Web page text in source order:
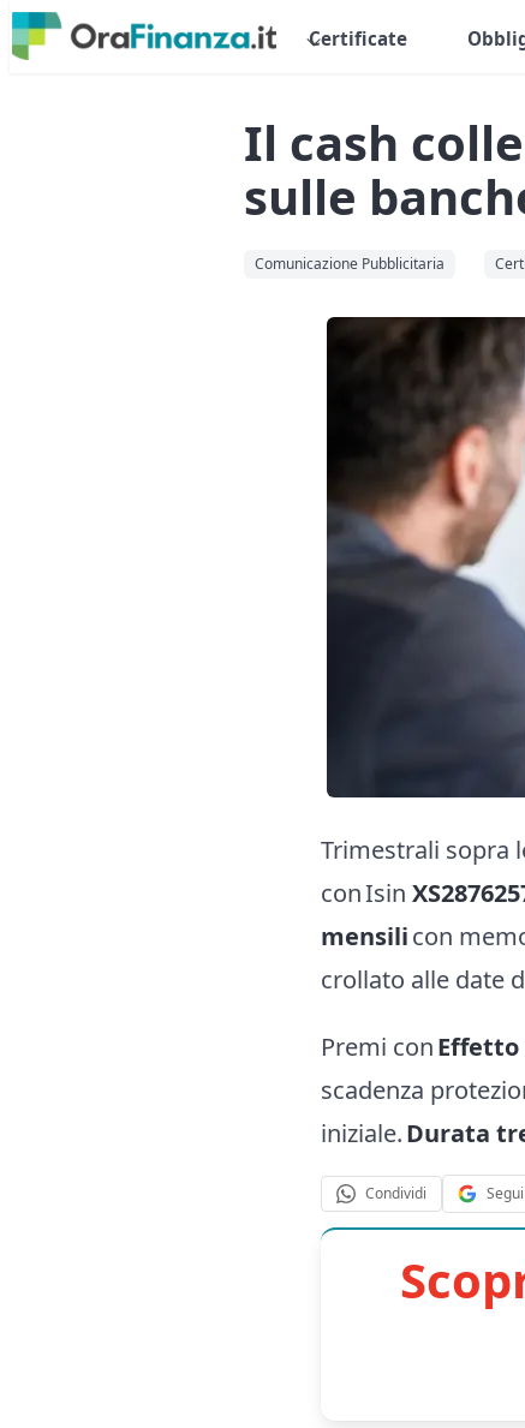
Certificate
Il cash
sulle
Comunicazione Pubblicitaria
Trimestrali sopra
con Isin
mensilicon
crollato alle date
Premi con
scadenza
iniziale.Durata
Condividi